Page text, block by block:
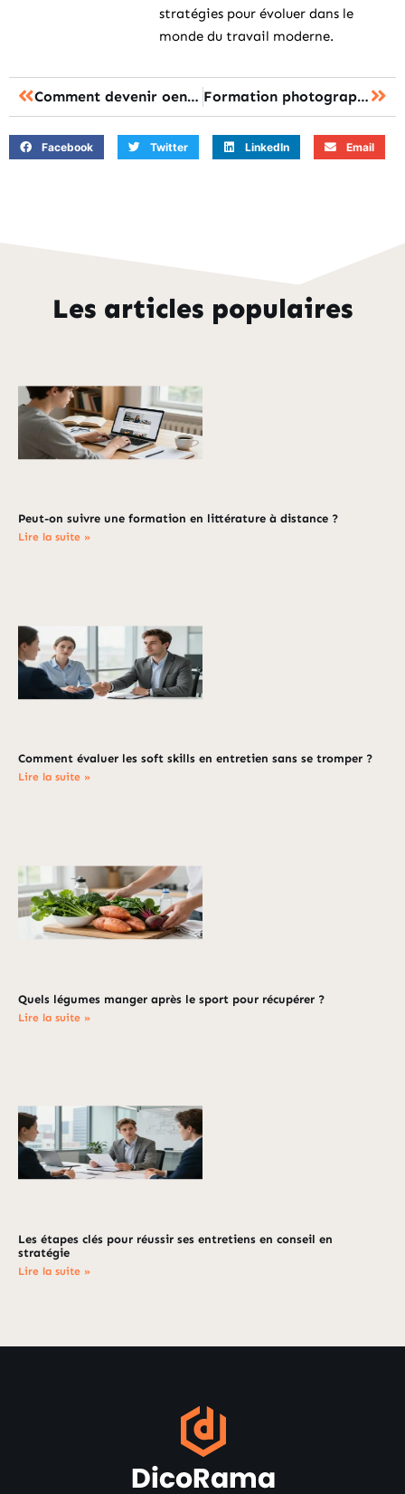
stratégies pour évoluer dans le
monde du travail moderne.
Comment devenir oenologue : la formation, le financement et les débouchés ? Formation photographie animalière : le stage intensif ou la formation en ligne ?
Facebook Twitter LinkedIn Email
Les articles populaires
Peut-on suivre une formation en littérature à distance ?
Lire la suite »
Comment évaluer les soft skills en entretien sans se tromper ?
Lire la suite »
Quels légumes manger après le sport pour récupérer ?
Lire la suite »
Les étapes clés pour réussir ses entretiens en conseil en
stratégie
Lire la suite »